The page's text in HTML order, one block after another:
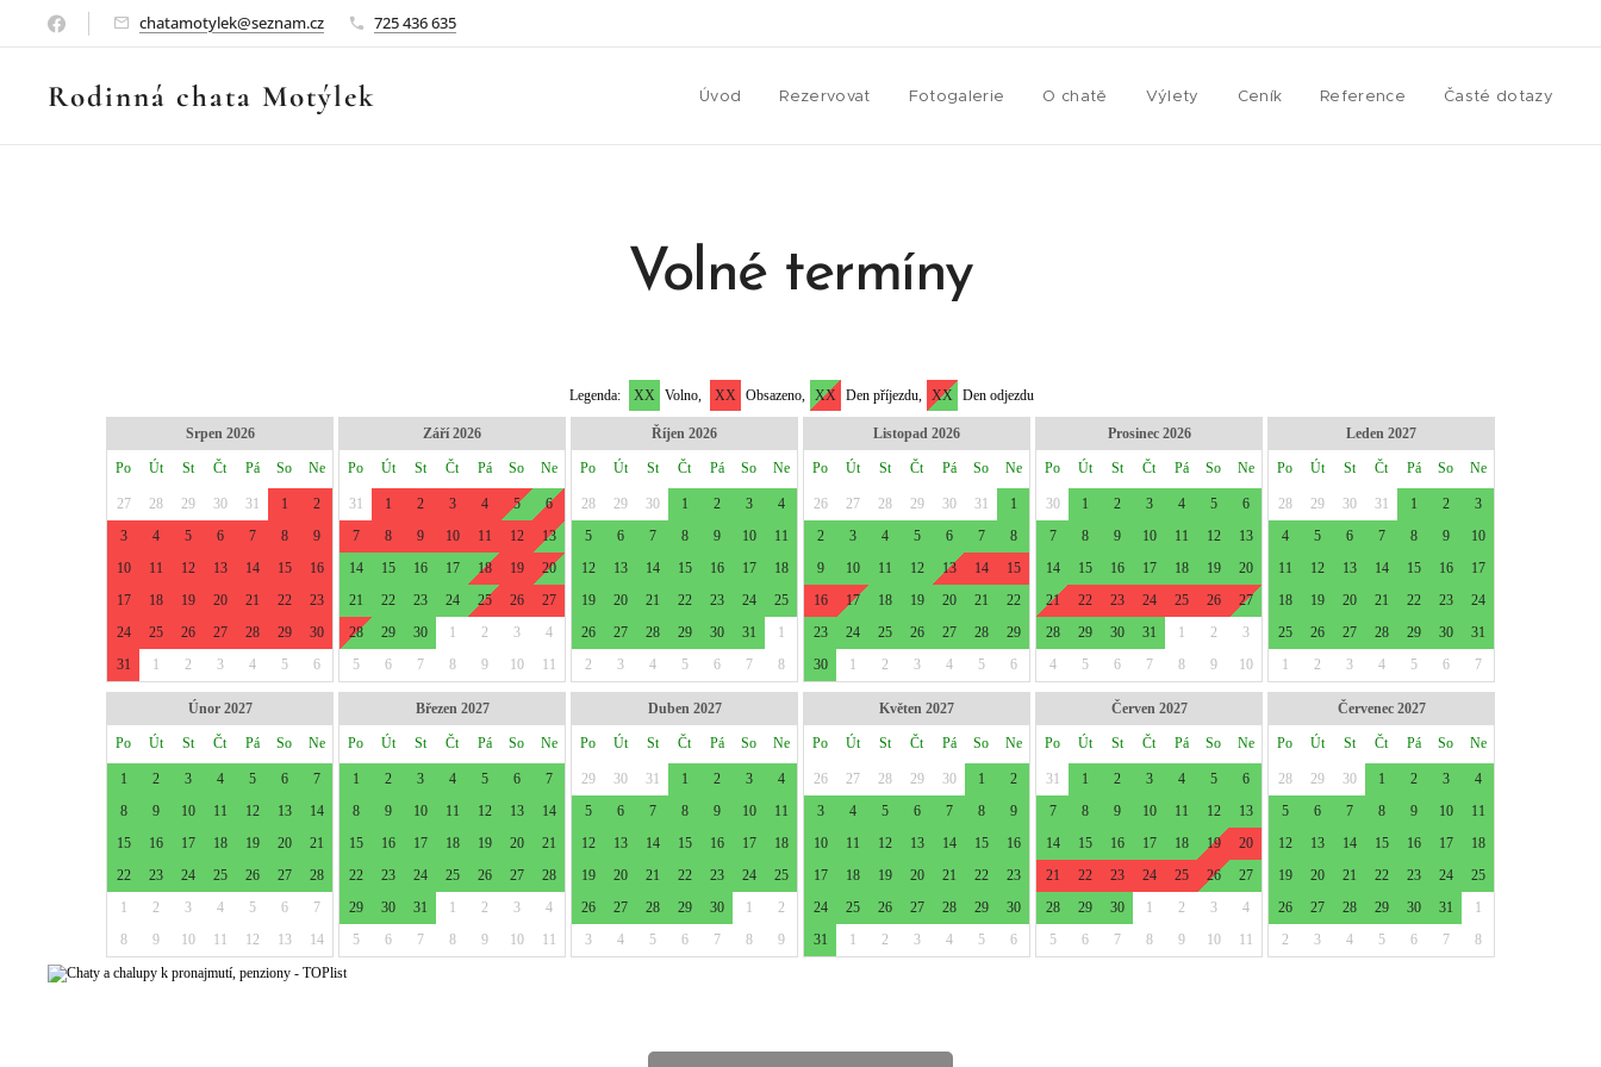
chatamotylek@seznam.cz 725 436 635
Rodinná chata Motýlek Úvod Rezervovat Fotogalerie O chatě Výlety Ceník Reference Časté dotazy
Volné termíny